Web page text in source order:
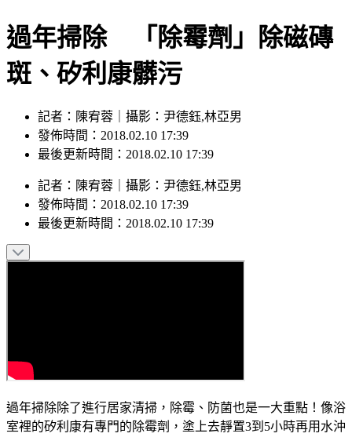
過年掃除 「除霉劑」除磁磚
斑、矽利康髒污
記者：陳宥蓉｜攝影：尹德鈺,林亞男
發佈時間：2018.02.10 17:39
記者：陳宥蓉｜攝影：尹德鈺,林亞男
發佈時間：2018.02.10 17:39
過年掃除除了進行居家清掃，除霉、防菌也是一大重點！像浴